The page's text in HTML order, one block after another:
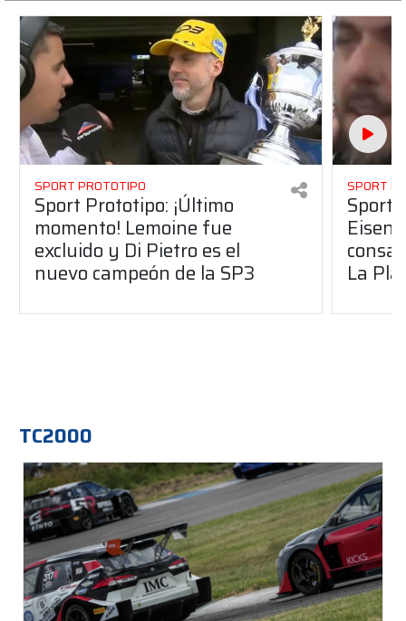
SPORT PROTOTIPO
Sport Prototipo: ¡Último
momento! Lemoine fue
excluido y Di Pietro es el
nuevo campeón de la SP3
SPORT
Sport
La
TC2000